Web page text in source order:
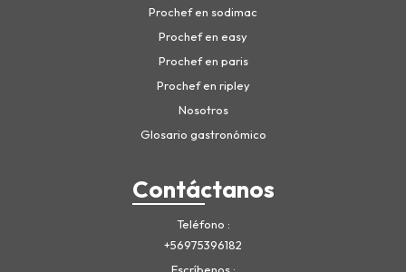
Prochef en sodimac
Prochef en easy
Prochef en paris
Prochef en ripley
Nosotros
Glosario gastronómico
Contáctanos
Teléfono
+56975396182